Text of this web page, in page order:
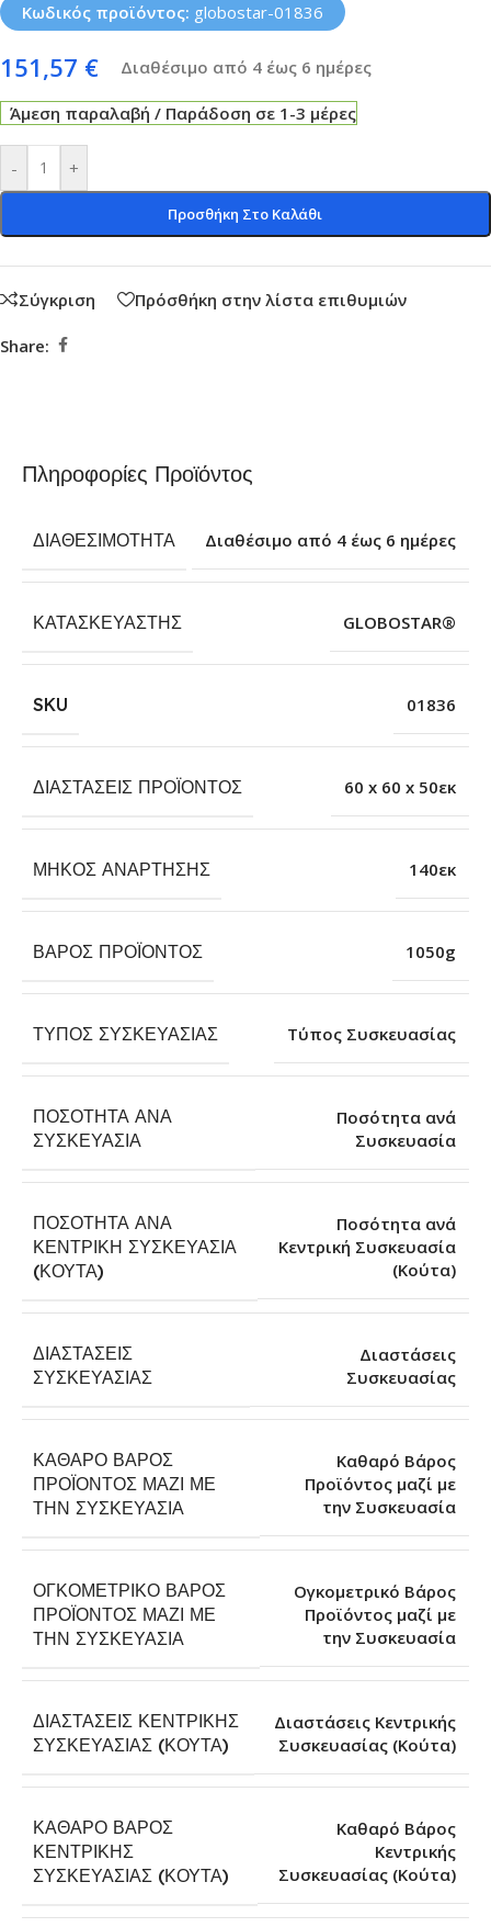
Κωδικός προϊόντος: globostar-01836
151,57 € Διαθέσιμο από 4 έως 6 ημέρες
Άμεση παραλαβή / Παράδοση σε 1-3 μέρες
- +
Προσθήκη Στο Καλάθι
Σύγκριση Πρόσθήκη στην λίστα επιθυμιών
Share:
Πληροφορίες Προϊόντος
ΔΙΑΘΕΣΙΜΌΤΗΤΑ Διαθέσιμο από 4 έως 6 ημέρες
ΚΑΤΑΣΚΕΥΑΣΤΉΣ GLOBOSTAR®
SKU 01836
ΔΙΑΣΤΆΣΕΙΣ ΠΡΟΪΌΝΤΟΣ 60 x 60 x 50εκ
ΜΉΚΟΣ ΑΝΆΡΤΗΣΗΣ 140εκ
ΒΆΡΟΣ ΠΡΟΪΌΝΤΟΣ 1050g
ΤΎΠΟΣ ΣΥΣΚΕΥΑΣΊΑΣ Τύπος Συσκευασίας
ΠΟΣΌΤΗΤΑ ΑΝΆ
ΣΥΣΚΕΥΑΣΊΑ
Ποσότητα ανά
Συσκευασία
ΠΟΣΌΤΗΤΑ ΑΝΆ
ΚΕΝΤΡΙΚΉ ΣΥΣΚΕΥΑΣΊΑ
(ΚΟΎΤΑ)
Ποσότητα ανά
Κεντρική Συσκευασία
(Κούτα)
ΔΙΑΣΤΆΣΕΙΣ
ΣΥΣΚΕΥΑΣΊΑΣ
Διαστάσεις
Συσκευασίας
ΚΑΘΑΡΌ ΒΆΡΟΣ
ΠΡΟΪΌΝΤΟΣ ΜΑΖΊ ΜΕ
ΤΗΝ ΣΥΣΚΕΥΑΣΊΑ
Καθαρό Βάρος
Προϊόντος μαζί με
την Συσκευασία
ΟΓΚΟΜΕΤΡΙΚΌ ΒΆΡΟΣ
ΠΡΟΪΌΝΤΟΣ ΜΑΖΊ ΜΕ
ΤΗΝ ΣΥΣΚΕΥΑΣΊΑ
Ογκομετρικό Βάρος
Προϊόντος μαζί με
την Συσκευασία
ΔΙΑΣΤΆΣΕΙΣ ΚΕΝΤΡΙΚΉΣ
ΣΥΣΚΕΥΑΣΊΑΣ (ΚΟΎΤΑ)
Διαστάσεις Κεντρικής
Συσκευασίας (Κούτα)
ΚΑΘΑΡΌ ΒΆΡΟΣ
ΚΕΝΤΡΙΚΉΣ
ΣΥΣΚΕΥΑΣΊΑΣ (ΚΟΎΤΑ)
Καθαρό Βάρος
Κεντρικής
Συσκευασίας (Κούτα)